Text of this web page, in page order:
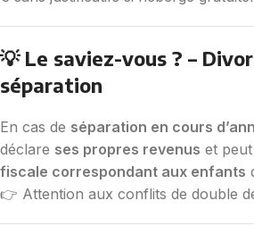
💡 Le saviez-vous ? –
séparation
En cas de séparation en cours
déclare ses propres revenus et
fiscale correspondant aux enfants
👉 Attention aux conflits de double